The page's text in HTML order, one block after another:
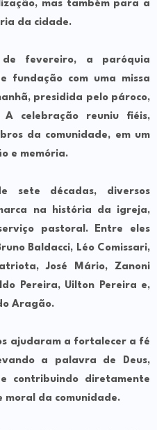
mas também para a
da cidade.
fevereiro, a paróquia
fundação com uma missa
presidida pelo pároco,
celebração reuniu fiéis,
da comunidade, em um
e memória.
sete décadas, diversos
na história da igreja,
pastoral. Entre eles
Baldacci, Léo Comissari,
José Mário, Zanoni
Pereira, Uilton Pereira e,
Aragão.
ajudaram a fortalecer a fé
a palavra de Deus,
contribuindo diretamente
da comunidade.